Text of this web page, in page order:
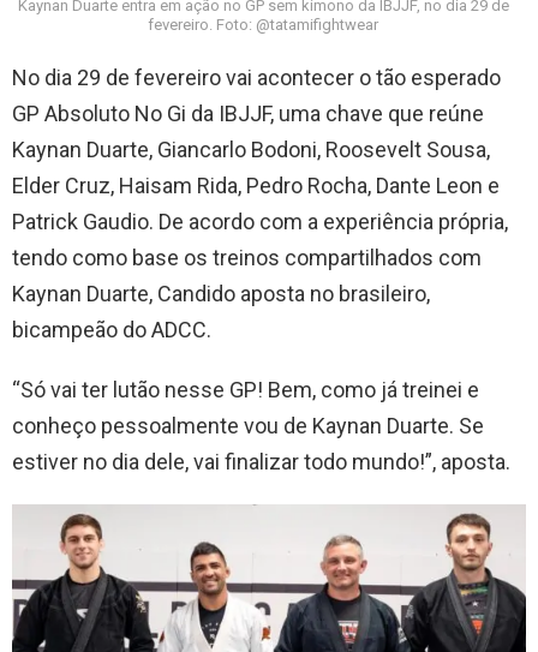
Kaynan Duarte entra em ação no GP sem kimono da IBJJF, no dia 29 de
fevereiro. Foto: @tatamifightwear
No dia 29 de fevereiro vai acontecer o tão esperado
GP Absoluto No Gi da IBJJF, uma chave que reúne
Kaynan Duarte, Giancarlo Bodoni, Roosevelt Sousa,
Elder Cruz, Haisam Rida, Pedro Rocha, Dante Leon e
Patrick Gaudio. De acordo com a experiência própria,
tendo como base os treinos compartilhados com
Kaynan Duarte, Candido aposta no brasileiro,
bicampeão do ADCC.
“Só vai ter lutão nesse GP! Bem, como já treinei e
conheço pessoalmente vou de Kaynan Duarte. Se
estiver no dia dele, vai finalizar todo mundo!”, aposta.